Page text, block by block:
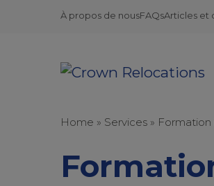
À propos de nousFAQsArticles et
Home » Services »